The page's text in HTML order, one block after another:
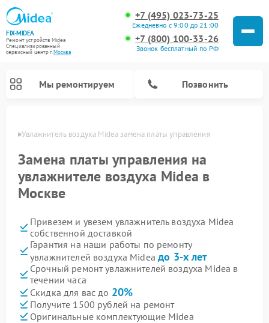
FIX-MIDEA
Ремонт устройств Midea
Специализированный
cервисный центр г.Москва
+7 (495) 023-73-25
Ежедневно с 9:00 до 21:00
+7 (800) 100-33-26
Звонок бесплатный по РФ
Мы ремонтируем Позвонить
Увлажнитель воздуха Midea замена платы управления
Замена платы управления на
увлажнителе воздуха Midea в
Москве
Привезем и увезем увлажнитель воздуха Midea
собственной доставкой
Гарантия на наши работы по ремонту
увлажнителей воздуха Mideaдо 3-х лет
Срочный ремонт увлажнителей воздуха Midea в
течении часа
Скидка для вас до 20%
Получите 1500 рублей на ремонт
Оригинальные комплектующие Midea